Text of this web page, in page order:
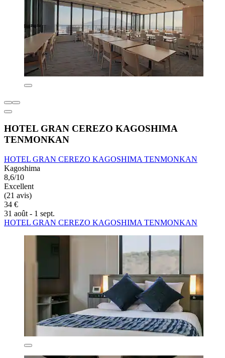
HOTEL GRAN CEREZO KAGOSHIMA
TENMONKAN
HOTEL GRAN CEREZO KAGOSHIMA TENMONKAN
Kagoshima
8,6/10
Excellent
(21 avis)
34 €
31 août - 1 sept.
HOTEL GRAN CEREZO KAGOSHIMA TENMONKAN